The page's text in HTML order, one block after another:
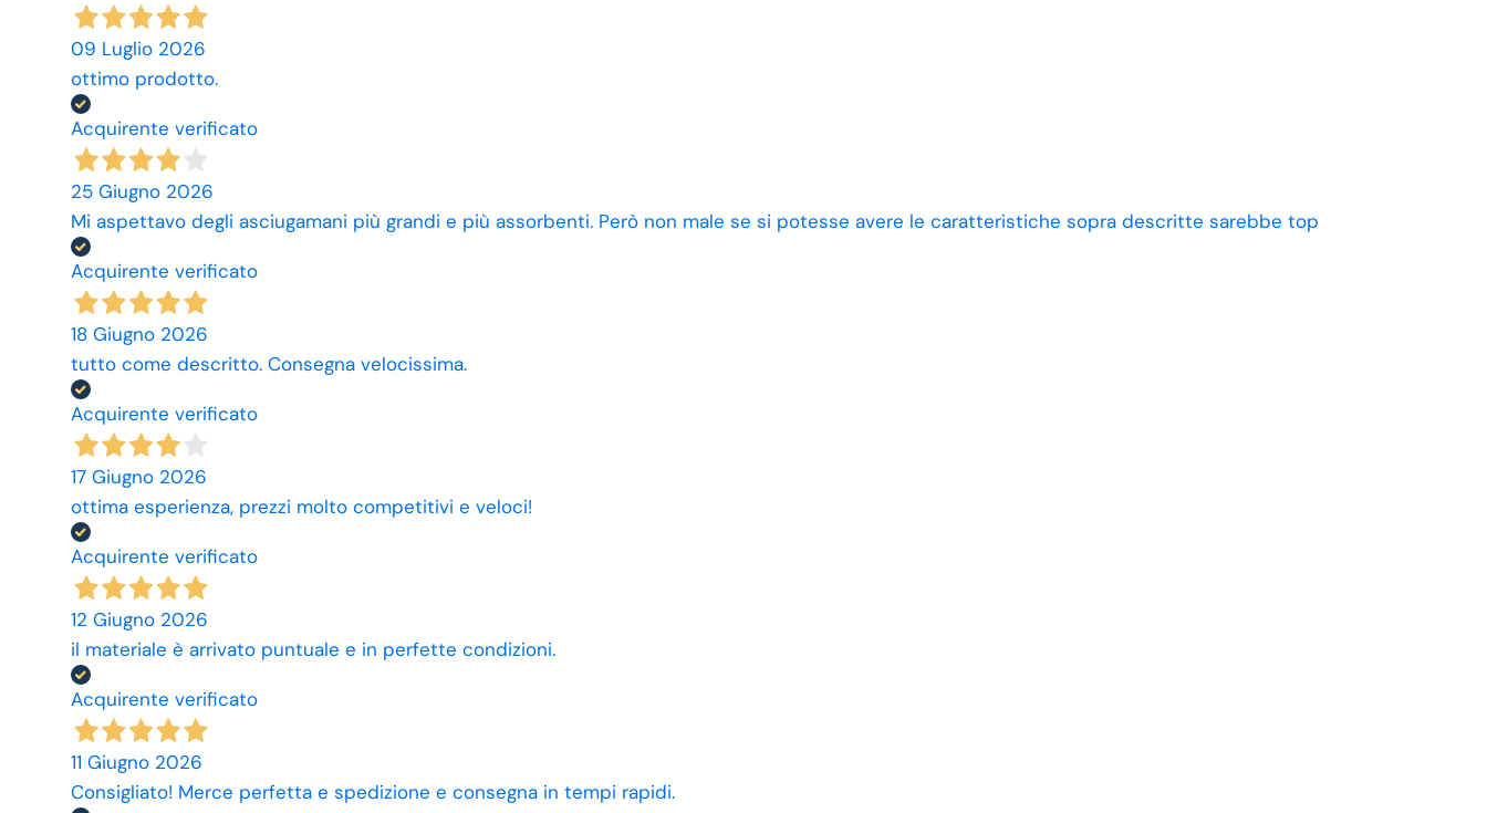
09 Luglio 2026
ottimo prodotto.
Acquirente verificato
25 Giugno 2026
Mi aspettavo degli asciugamani più grandi e più assorbenti. Però non male se si potesse avere le caratteristiche sopra descritte sarebbe top
Acquirente verificato
18 Giugno 2026
tutto come descritto. Consegna velocissima.
Acquirente verificato
17 Giugno 2026
ottima esperienza, prezzi molto competitivi e veloci!
Acquirente verificato
12 Giugno 2026
il materiale è arrivato puntuale e in perfette condizioni.
Acquirente verificato
11 Giugno 2026
Consigliato! Merce perfetta e spedizione e consegna in tempi rapidi.